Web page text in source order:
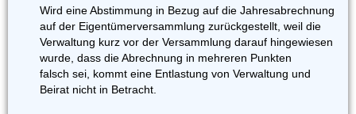
Wird eine Abstimmung in Bezug auf die Jahresabrechnung
auf der Eigentümerversammlung zurückgestellt, weil die
Verwaltung kurz vor der Versammlung darauf hingewiesen
wurde, dass die Abrechnung in mehreren Punkten
falsch sei, kommt eine Entlastung von Verwaltung und
Beirat nicht in Betracht.